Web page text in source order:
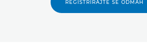
REGISTRIRAJTE SE ODMAH